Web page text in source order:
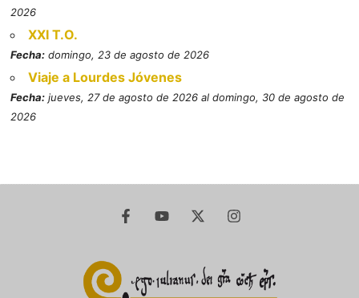
2026
XXI T.O.
Fecha: domingo, 23 de agosto de 2026
Viaje a Lourdes Jóvenes
Fecha: jueves, 27 de agosto de 2026 al domingo, 30 de agosto de
2026